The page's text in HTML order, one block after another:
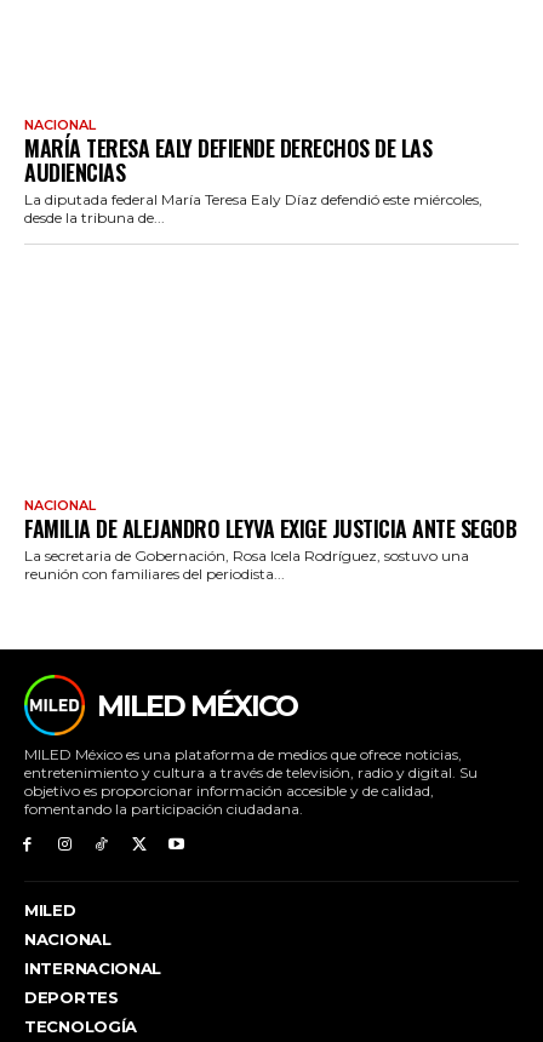
NACIONAL
MARÍA TERESA EALY DEFIENDE DERECHOS DE LAS
AUDIENCIAS
La diputada federal María Teresa Ealy Díaz defendió este miércoles,
desde la tribuna de...
NACIONAL
FAMILIA DE ALEJANDRO LEYVA EXIGE JUSTICIA ANTE SEGOB
La secretaria de Gobernación, Rosa Icela Rodríguez, sostuvo una
reunión con familiares del periodista...
MILED MÉXICO
MILED México es una plataforma de medios que ofrece noticias,
entretenimiento y cultura a través de televisión, radio y digital. Su
objetivo es proporcionar información accesible y de calidad,
fomentando la participación ciudadana.
MILED
NACIONAL
INTERNACIONAL
DEPORTES
TECNOLOGÍA